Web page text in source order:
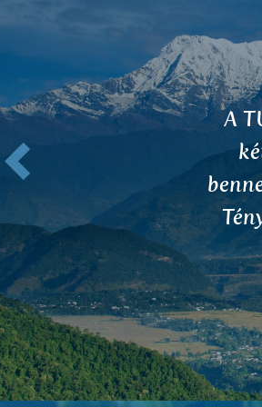
I
I
Előző